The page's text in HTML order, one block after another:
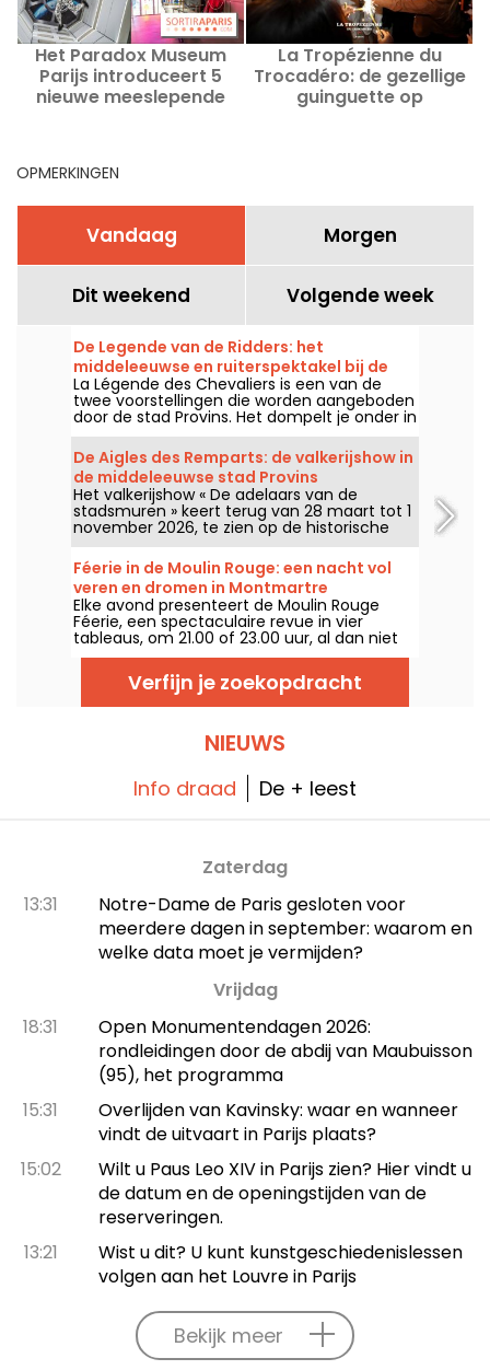
Het Paradox Museum
Parijs introduceert 5
nieuwe meeslepende
La Tropézienne du
Trocadéro: de gezellige
guinguette op
OPMERKINGEN
Vandaag Morgen
Dit weekend Volgende week
De Legende van de Ridders: het
middeleeuwse en ruiterspektakel bij de
vestingen van Provins
La Légende des Chevaliers is een van de
twee voorstellingen die worden aangeboden
door de stad Provins. Het dompelt je onder in
de Middeleeuwen en combineert ruiterkunst,
geschiedenis en de magie van de
stadswallen. Er is iets voor het hele gezin!
De Aigles des Remparts: de valkerijshow in
de middeleeuwse stad Provins
Het valkerijshow « De adelaars van de
stadsmuren » keert terug van 28 maart tot 1
november 2026, te zien op de historische
vestingen van Provins. Bewonder
indrukwekkende roofvogels in perfecte
samenspanning met de paarden.
Féerie in de Moulin Rouge: een nacht vol
veren en dromen in Montmartre
Elke avond presenteert de Moulin Rouge
Féerie, een spectaculaire revue in vier
tableaus, om 21.00 of 23.00 uur, al dan niet
voorafgegaan door een diner van hun chef-
Verfijn je zoekopdracht
NIEUWS
Info draad De + leest
Zaterdag
13:31
Notre-Dame de Paris gesloten voor
meerdere dagen in september: waarom en
welke data moet je vermijden?
Vrijdag
18:31
Open Monumentendagen 2026:
rondleidingen door de abdij van Maubuisson
(95), het programma
15:31
Overlijden van Kavinsky: waar en wanneer
vindt de uitvaart in Parijs plaats?
15:02
Wilt u Paus Leo XIV in Parijs zien? Hier vindt u
de datum en de openingstijden van de
reserveringen.
13:21
Wist u dit? U kunt kunstgeschiedenislessen
volgen aan het Louvre in Parijs
Bekijk meer